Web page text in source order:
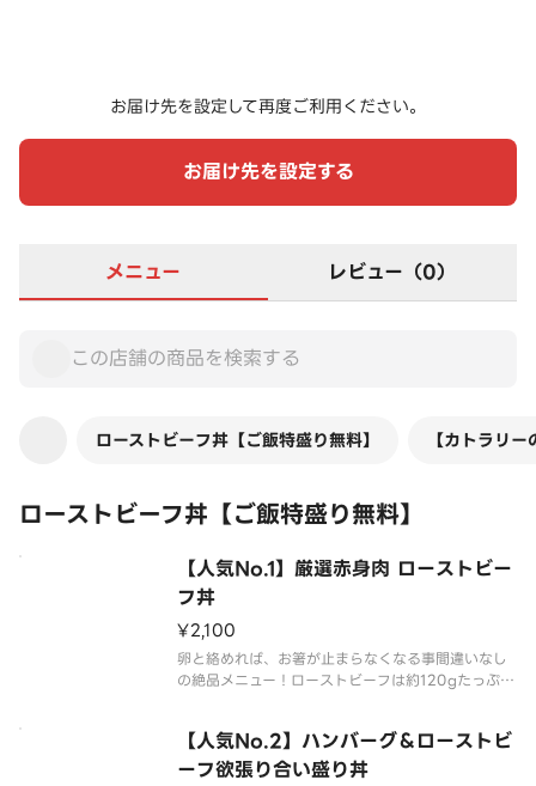
お届け先を設定して再度ご利用ください。
お届け先を設定する
メニュー レビュー（0）
ローストビーフ丼【ご飯特盛り無料】 【カトラリ
ローストビーフ丼【ご飯特盛り無料】
【人気No.1】厳選赤身肉 ローストビー
フ丼
¥2,100
卵と絡めれば、お箸が止まらなくなる事間違いなし
の絶品メニュー！ローストビーフは約120gたっぷり
メージです。（重さは調理前の表記のため、調理後
に変動する場合があります）
【人気No.2】ハンバーグ＆ローストビ
ーフ欲張り合い盛り丼